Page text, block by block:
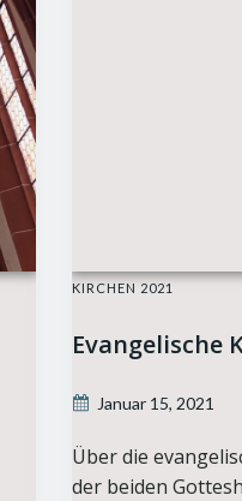
KIRCHEN 2021
Evangelische
Januar 15, 2021
Über die
der beiden